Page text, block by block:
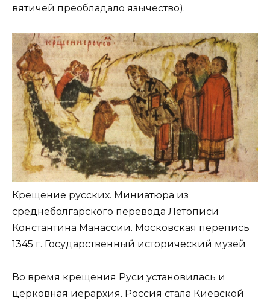
вятичей преобладало язычество).
Крещение русских. Миниатюра из
среднеболгарского перевода Летописи
Константина Манассии. Московская перепись
1345 г. Государственный исторический музей
Во время крещения Руси установилась и
церковная иерархия. Россия стала Киевской